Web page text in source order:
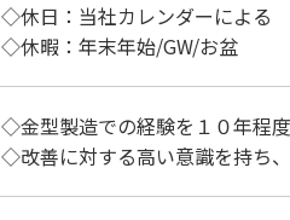
◇休日：当社カレンダーによる
◇休暇：年末年始/GW/お盆
◇金型製造での経験を１０年程
◇改善に対する高い意識を持ち